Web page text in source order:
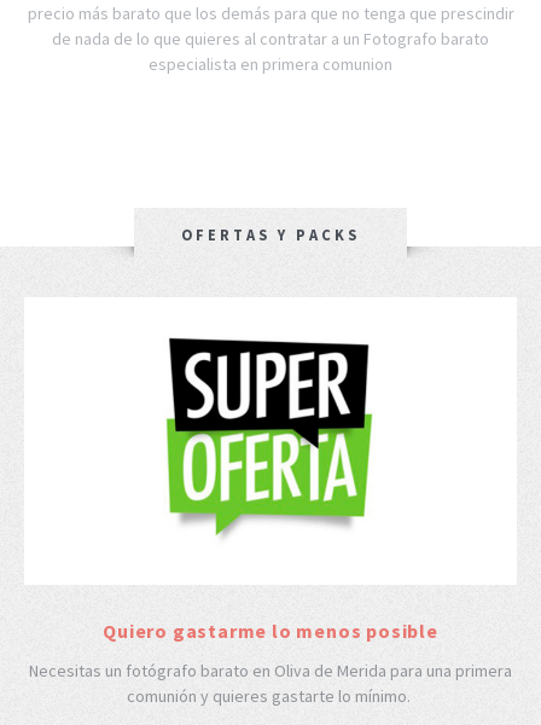
precio más barato que los demás para que no tenga que prescindir
de nada de lo que quieres al contratar a un Fotografo barato
especialista en primera comunion
OFERTAS Y PACKS
Quiero gastarme lo menos posible
Necesitas un fotógrafo barato en Oliva de Merida para una primera
comunión y quieres gastarte lo mínimo.